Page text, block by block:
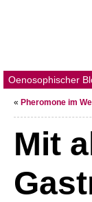
Oenosophischer
« Pheromone im
Mit